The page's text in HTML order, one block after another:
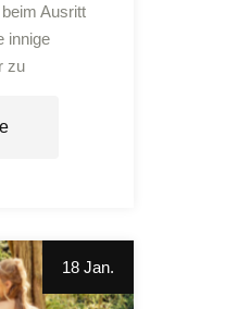
Ausritt
innige
zu
18 Jan.